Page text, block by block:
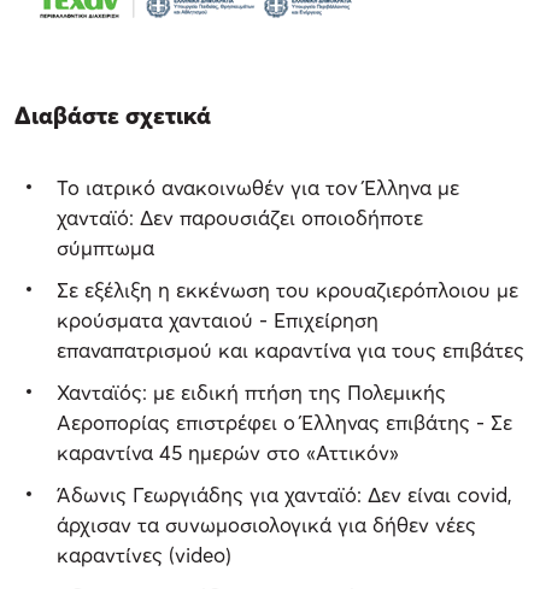
Διαβάστε σχετικά
Το ιατρικό ανακοινωθέν για τον Έλληνα με
χανταϊό: Δεν παρουσιάζει οποιοδήποτε
σύμπτωμα
Σε εξέλιξη η εκκένωση του κρουαζιερόπλοιου με
κρούσματα χανταιού - Επιχείρηση
επαναπατρισμού και καραντίνα για τους επιβάτες
Χανταϊός: με ειδική πτήση της Πολεμικής
Αεροπορίας επιστρέφει ο Έλληνας επιβάτης - Σε
καραντίνα 45 ημερών στο «Αττικόν»
Άδωνις Γεωργιάδης για χανταϊό: Δεν είναι covid,
άρχισαν τα συνωμοσιολογικά για δήθεν νέες
καραντίνες (video)